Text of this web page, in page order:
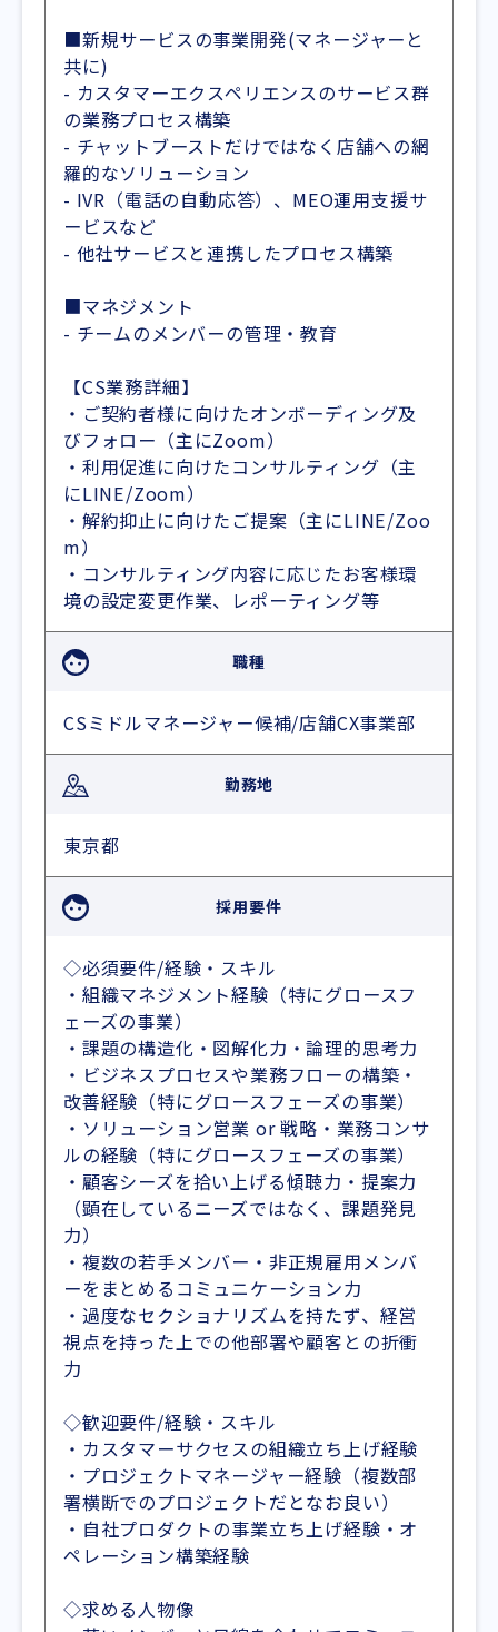
■新規サービスの事業開発(マネージャーと
共に)
- カスタマーエクスペリエンスのサービス群
の業務プロセス構築
- チャットブーストだけではなく店舗への網
羅的なソリューション
- IVR（電話の自動応答）、MEO運用支援サ
ービスなど
- 他社サービスと連携したプロセス構築
■マネジメント
- チームのメンバーの管理・教育
【CS業務詳細】
・ご契約者様に向けたオンボーディング及
びフォロー（主にZoom）
・利用促進に向けたコンサルティング（主
にLINE/Zoom）
・解約抑止に向けたご提案（主にLINE/Zoo
m）
・コンサルティング内容に応じたお客様環
境の設定変更作業、レポーティング等
職種
CSミドルマネージャー候補/店舗CX事業部
勤務地
東京都
採用要件
◇必須要件/経験・スキル
・組織マネジメント経験（特にグロースフ
ェーズの事業）
・課題の構造化・図解化力・論理的思考力
・ビジネスプロセスや業務フローの構築・
改善経験（特にグロースフェーズの事業）
・ソリューション営業 or 戦略・業務コンサ
ルの経験（特にグロースフェーズの事業）
・顧客シーズを拾い上げる傾聴力・提案力
（顕在しているニーズではなく、課題発見
力）
・複数の若手メンバー・非正規雇用メンバ
ーをまとめるコミュニケーション力
・過度なセクショナリズムを持たず、経営
視点を持った上での他部署や顧客との折衝
力
◇歓迎要件/経験・スキル
・カスタマーサクセスの組織立ち上げ経験
・プロジェクトマネージャー経験（複数部
署横断でのプロジェクトだとなお良い）
・自社プロダクトの事業立ち上げ経験・オ
ペレーション構築経験
◇求める人物像